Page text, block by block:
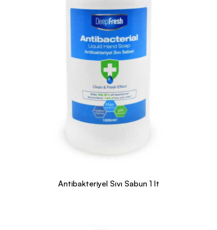
Antibakteriyel Sıvı Sabun 1 lt